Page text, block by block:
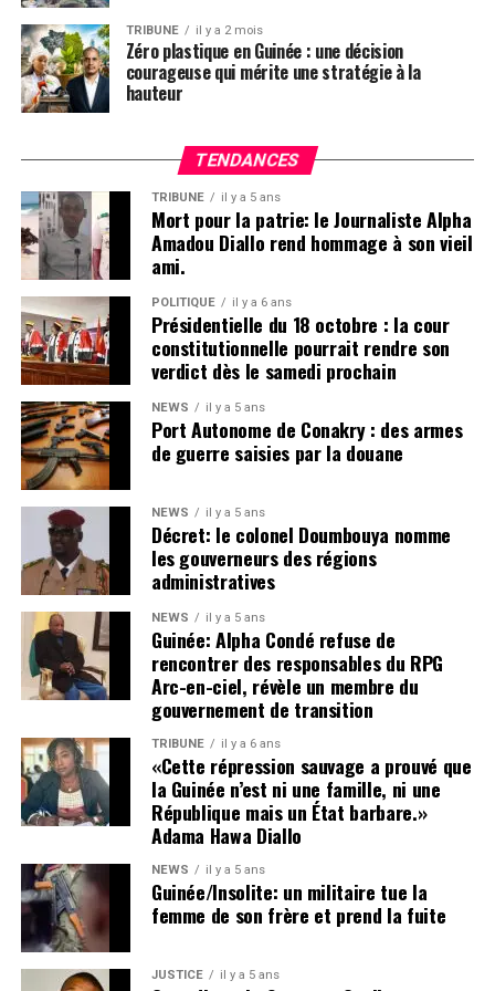
Kumpital.com
Post Views: 6 378
Cette procédure judiciaire qui était suivie par plusieurs
acteurs de la société civile et défenseurs de droits
fondamentaux du citoyen, arrive ainsi à sa fin au
Tribunal de première Instance de Mafanco.
Post Views: 1 359
TRIBUNE il y a 2 mois
Zéro plastique en Guinée : une décision
courageuse qui mérite une stratégie à la
hauteur
TENDANCES
TRIBUNE il y a 5 ans
Mort pour la patrie: le Journaliste Alpha
Amadou Diallo rend hommage à son vieil
ami.
POLITIQUE il y a 6 ans
Présidentielle du 18 octobre : la cour
constitutionnelle pourrait rendre son
verdict dès le samedi prochain
NEWS il y a 5 ans
Port Autonome de Conakry : des armes
de guerre saisies par la douane
NEWS il y a 5 ans
Décret: le colonel Doumbouya nomme
les gouverneurs des régions
administratives
NEWS il y a 5 ans
Guinée: Alpha Condé refuse de
rencontrer des responsables du RPG
Arc-en-ciel, révèle un membre du
gouvernement de transition
TRIBUNE il y a 6 ans
«Cette répression sauvage a prouvé que
la Guinée n’est ni une famille, ni une
République mais un État barbare.»
Adama Hawa Diallo
NEWS il y a 5 ans
Guinée/Insolite: un militaire tue la
femme de son frère et prend la fuite
JUSTICE il y a 5 ans